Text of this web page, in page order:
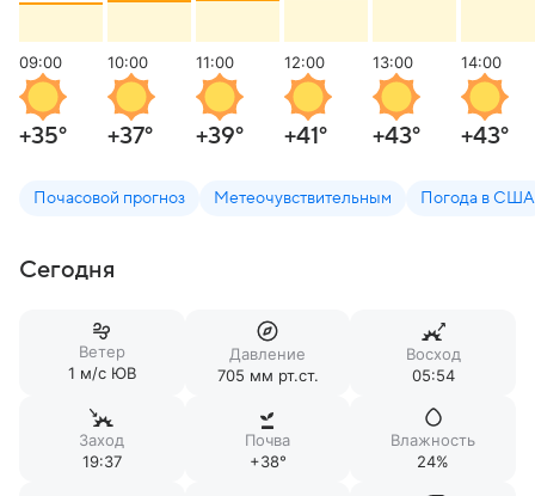
09:00
+35°
10:00
+37°
11:00
+39°
12:00
+41°
13:00
+43°
14:00
+43°
Почасовой прогноз Метеочувствительным Погода в США
Сегодня
Ветер
1 м/c ЮВ
Давление
705 мм рт.ст.
Восход
05:54
Заход
19:37
Почва
+38°
Влажность
24%